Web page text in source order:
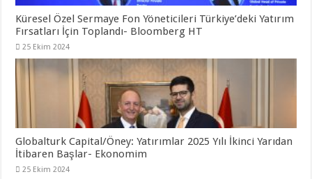
Küresel Özel Sermaye Fon Yöneticileri Türkiye’deki Yatırım
Fırsatları İçin Toplandı- Bloomberg HT
25 Ekim 2024
Globalturk Capital/Öney: Yatırımlar 2025 Yılı İkinci Yarıdan
İtibaren Başlar- Ekonomim
25 Ekim 2024